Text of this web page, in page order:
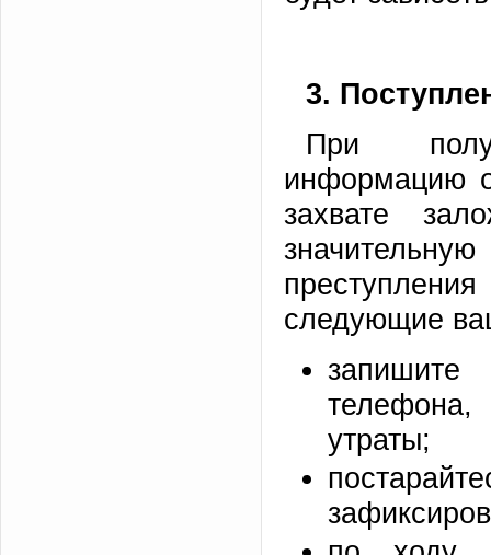
3.
При
информацию
захвате
следующие
телефона,
утраты;